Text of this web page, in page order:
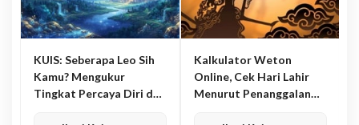
KUIS: Seberapa Leo Sih
Kamu? Mengukur
Tingkat Percaya Diri dan
Kalkulator Weton
Online, Cek Hari Lahir
Menurut Penanggalan